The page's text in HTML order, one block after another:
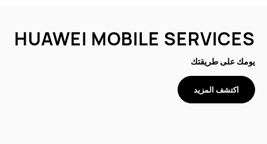
HUAWEI MOBILE SERVICES
يومك على طريقتك
اكتشف المزيد